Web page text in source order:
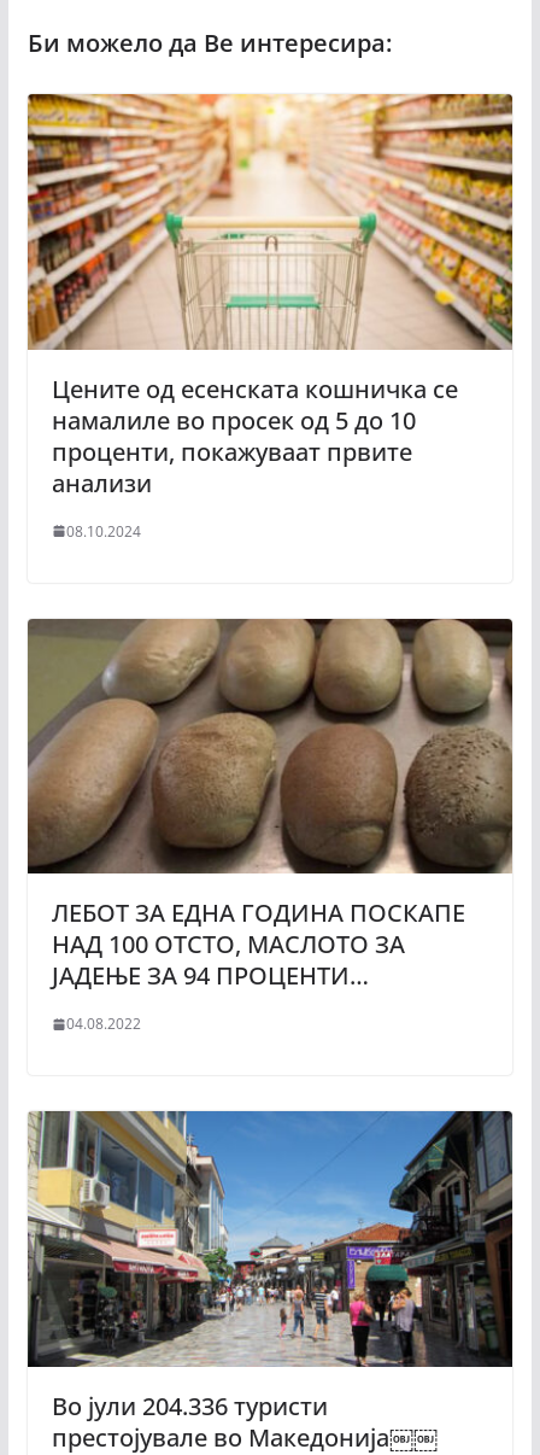
Цените од есенската кошничка се
намалиле во просек од 5 до 10
проценти, покажуваат првите
анализи
08.10.2024
ЛЕБОТ ЗА ЕДНА ГОДИНА ПОСКАПЕ
НАД 100 ОТСТО, МАСЛОТО ЗА
ЈАДЕЊЕ ЗА 94 ПРОЦЕНТИ…
04.08.2022
Во јули 204.336 туристи
престојувале во Македонија￼￼